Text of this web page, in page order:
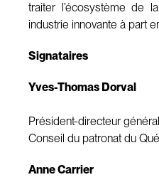
traiter l’écosystème de
industrie innovante à part
Signataires
Yves-Thomas Dorval
Président-directeur général
Conseil du patronat du
Anne Carrier